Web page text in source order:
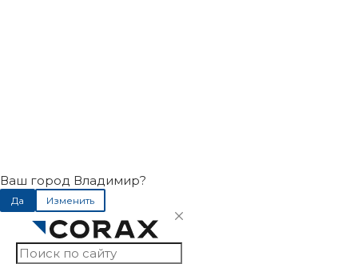
Ваш город Владимир?
Да Изменить